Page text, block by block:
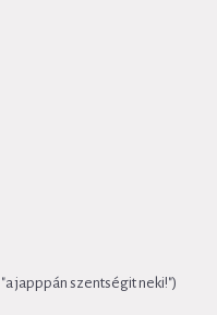
japppán szentségit neki!")